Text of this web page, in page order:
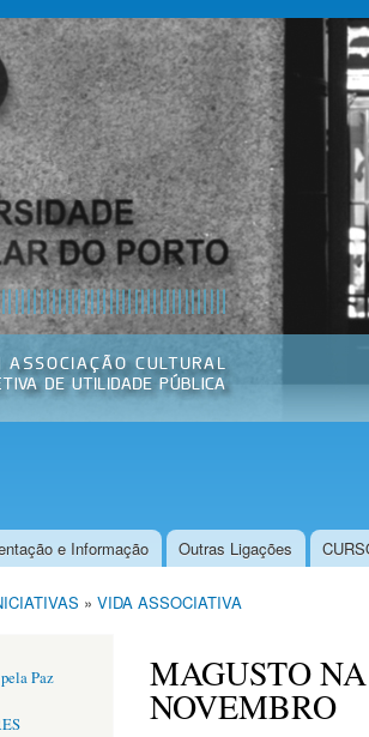
e Informação Outras Ligações
» VIDA ASSOCIATIVA
Paz
MAGUSTO
NOVEMBRO